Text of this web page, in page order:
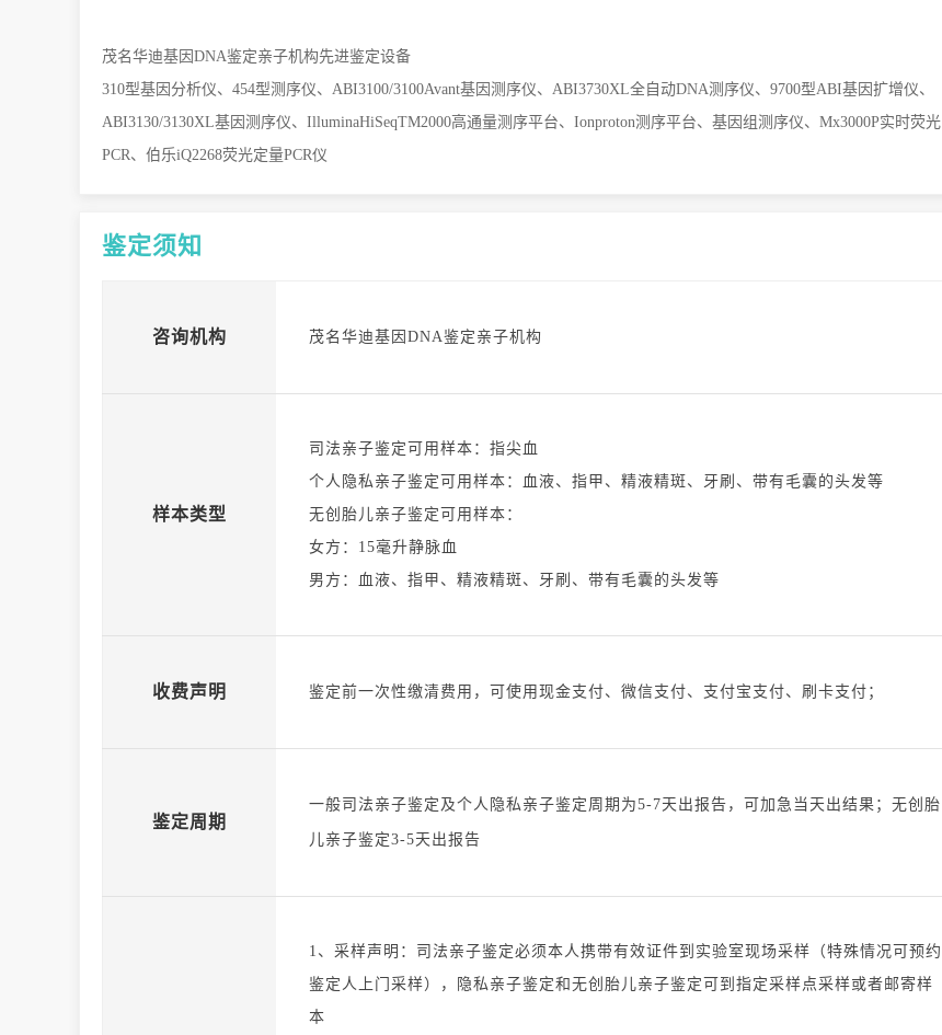
茂名华迪基因 DNA鉴定亲子机构先进鉴定设备
310型基因分析仪、454型测序仪、ABI3100/3100Avant基因测序仪、ABI3730XL全自动DNA测序仪、9700型ABI基因扩增仪、
ABI3130/3130XL基因测序仪、IlluminaHiSeqTM2000高通量测序平台、Ionproton测序平台、基因组测序仪、Mx3000P实时荧光
PCR、伯乐iQ2268荧光定量PCR仪
鉴定须知
咨询机构 茂名华迪基因DNA鉴定亲子机构
样本类型
司法亲子鉴定可用样本：指尖血
个人隐私亲子鉴定可用样本：血液、指甲、精液精斑、牙刷、带有毛囊的头发等
无创胎儿亲子鉴定可用样本：
女方：15毫升静脉血
男方：血液、指甲、精液精斑、牙刷、带有毛囊的头发等
收费声明 鉴定前一次性缴清费用，可使用现金支付、微信支付、支付宝支付、刷卡支付；
鉴定周期
一般司法亲子鉴定及个人隐私亲子鉴定周期为5-7天出报告，可加急当天出结果；无创胎
儿亲子鉴定3-5天出报告
1、采样声明：司法亲子鉴定必须本人携带有效证件到实验室现场采样（特殊情况可预约
鉴定人上门采样），隐私亲子鉴定和无创胎儿亲子鉴定可到指定采样点采样或者邮寄样
本